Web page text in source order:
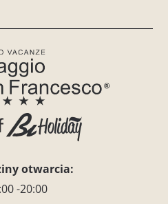
otwarcia:
-20:00